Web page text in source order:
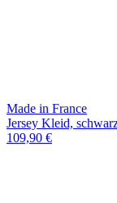
Made in France
Jersey Kleid,
109,90 €